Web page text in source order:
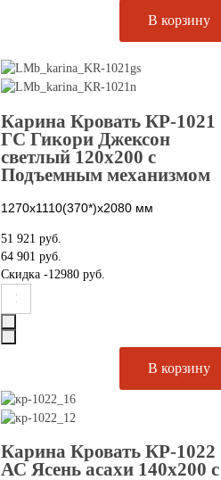
Карина Кровать КР-1021
ГС Гикори Джексон
светлый 120х200 с
Подъемным механизмом
1270х1110(370*)х2080 мм
51 921 руб.
64 901 руб.
Скидка -12980 руб.
Карина Кровать КР-1022
АС Ясень асахи 140х200 с